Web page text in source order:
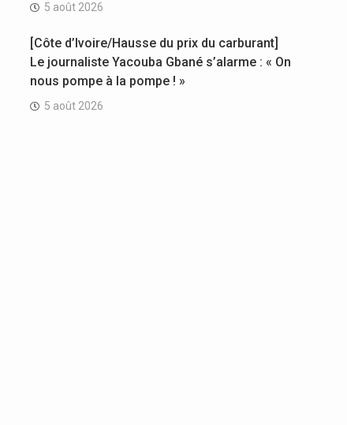
5 août 2026
[Côte d’Ivoire/Hausse du prix du carburant]
Le journaliste Yacouba Gbané s’alarme : « On
nous pompe à la pompe ! »
5 août 2026